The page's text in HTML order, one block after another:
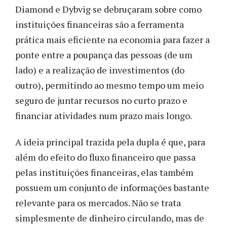
Diamond e Dybvig se debruçaram sobre como
instituições financeiras são a ferramenta
prática mais eficiente na economia para fazer a
ponte entre a poupança das pessoas (de um
lado) e a realização de investimentos (do
outro), permitindo ao mesmo tempo um meio
seguro de juntar recursos no curto prazo e
financiar atividades num prazo mais longo.
A ideia principal trazida pela dupla é que, para
além do efeito do fluxo financeiro que passa
pelas instituições financeiras, elas também
possuem um conjunto de informações bastante
relevante para os mercados. Não se trata
simplesmente de dinheiro circulando, mas de